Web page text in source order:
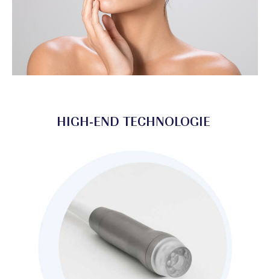
HIGH-END TECHNOLOGIE